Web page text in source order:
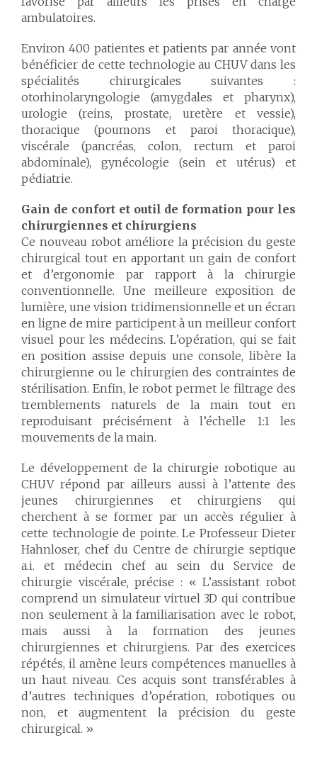
ambulatoires.
Environ 400 patientes et patients par année vont
bénéficier de cette technologie au CHUV dans les
spécialités chirurgicales suivantes :
otorhinolaryngologie (amygdales et pharynx),
urologie (reins, prostate, uretère et vessie),
thoracique (poumons et paroi thoracique),
viscérale (pancréas, colon, rectum et paroi
abdominale), gynécologie (sein et utérus) et
pédiatrie.
Gain de confort et outil de formation pour les
chirurgiennes et chirurgiens
Ce nouveau robot améliore la précision du geste
chirurgical tout en apportant un gain de confort
et d’ergonomie par rapport à la chirurgie
conventionnelle. Une meilleure exposition de
lumière, une vision tridimensionnelle et un écran
en ligne de mire participent à un meilleur confort
visuel pour les médecins. L’opération, qui se fait
en position assise depuis une console, libère la
chirurgienne ou le chirurgien des contraintes de
stérilisation. Enfin, le robot permet le filtrage des
tremblements naturels de la main tout en
reproduisant précisément à l’échelle 1:1 les
mouvements de la main.
Le développement de la chirurgie robotique au
CHUV répond par ailleurs aussi à l’attente des
jeunes chirurgiennes et chirurgiens qui
cherchent à se former par un accès régulier à
cette technologie de pointe. Le Professeur Dieter
Hahnloser, chef du Centre de chirurgie septique
a.i. et médecin chef au sein du Service de
chirurgie viscérale, précise : « L’assistant robot
comprend un simulateur virtuel 3D qui contribue
non seulement à la familiarisation avec le robot,
mais aussi à la formation des jeunes
chirurgiennes et chirurgiens. Par des exercices
répétés, il amène leurs compétences manuelles à
un haut niveau. Ces acquis sont transférables à
d’autres techniques d’opération, robotiques ou
non, et augmentent la précision du geste
chirurgical. »